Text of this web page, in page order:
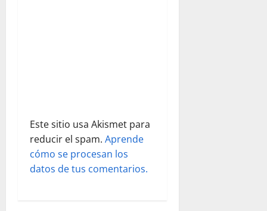
a
d
a
Este sitio usa Akismet para
reducir el spam. Aprende
cómo se procesan los
datos de tus comentarios.